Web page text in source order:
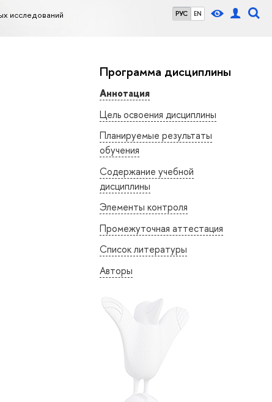
РУС EN
исследований
Программа дисциплины
Аннотация
Цель освоения дисциплины
Планируемые результаты
обучения
Содержание учебной
дисциплины
Элементы контроля
Промежуточная аттестация
Список литературы
Авторы